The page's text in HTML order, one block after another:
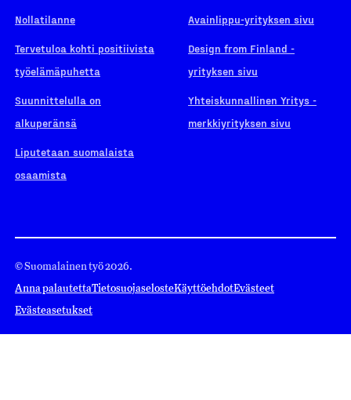
Nollatilanne
Tervetuloa kohti positiivista
työelämäpuhetta
Suunnittelulla on
alkuperänsä
Liputetaan suomalaista
osaamista
Avainlippu-yrityksen sivu
Design from Finland -
yrityksen sivu
Yhteiskunnallinen Yritys -
merkkiyrityksen sivu
© Suomalainen työ 2026.
Anna palautettaTietosuojaselosteKäyttöehdotEvästeet
Evästeasetukset